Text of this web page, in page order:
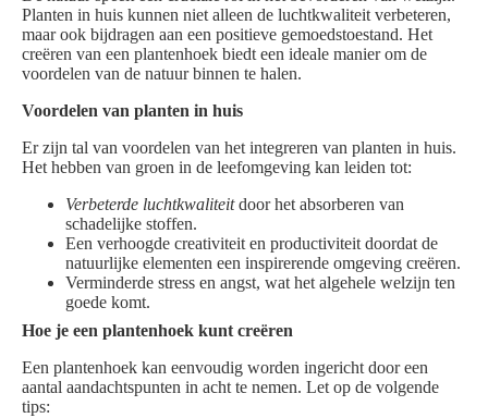
Planten in huis kunnen niet alleen de luchtkwaliteit verbeteren,
maar ook bijdragen aan een positieve gemoedstoestand. Het
creëren van een plantenhoek biedt een ideale manier om de
voordelen van de natuur binnen te halen.
Voordelen van planten in huis
Er zijn tal van voordelen van het integreren van planten in huis.
Het hebben van groen in de leefomgeving kan leiden tot:
Verbeterde luchtkwaliteitdoor het absorberen van
schadelijke stoffen.
Een verhoogde creativiteit en productiviteit doordat de
natuurlijke elementen een inspirerende omgeving creëren.
Verminderde stress en angst, wat het algehele welzijn ten
goede komt.
Hoe je een plantenhoek kunt creëren
Een plantenhoek kan eenvoudig worden ingericht door een
aantal aandachtspunten in acht te nemen. Let op de volgende
tips: